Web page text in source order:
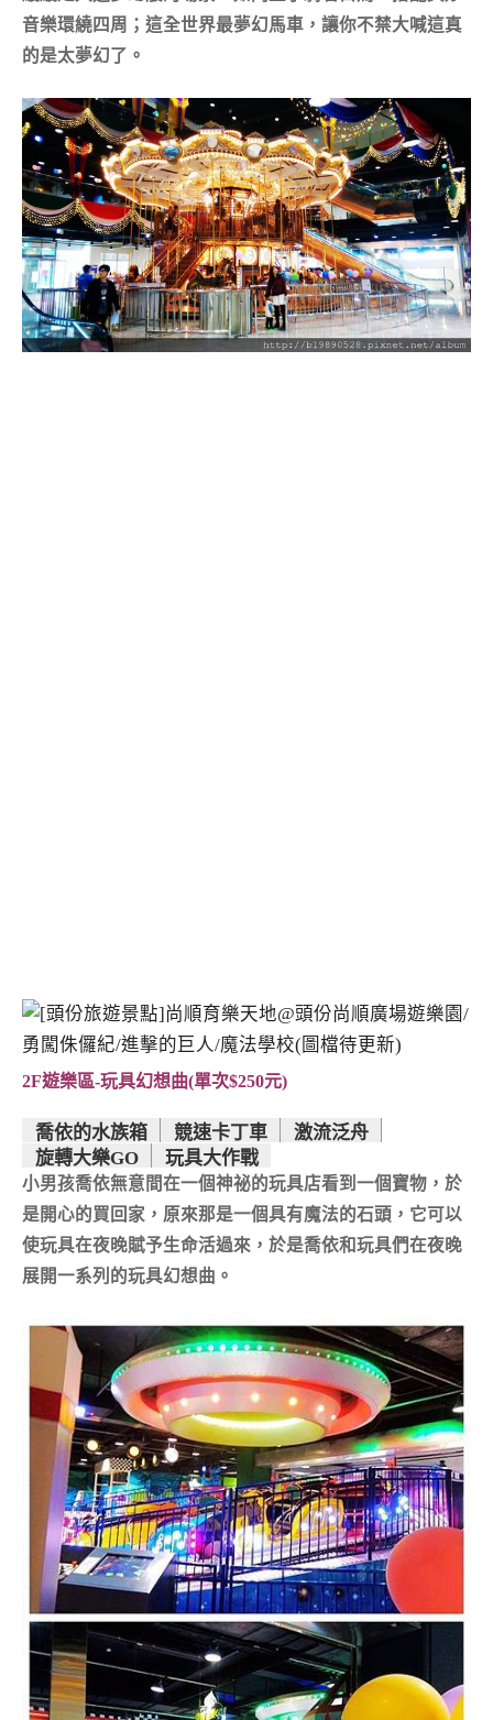
音樂環繞四周；這全世界最夢幻馬車，讓你不禁大喊這真
的是太夢幻了。
2F遊樂區-玩具幻想曲(單次$250元)
喬依的水族箱 競速卡丁車
激流泛舟
旋轉大樂GO
玩具大作戰
小男孩喬依無意間在一個神祕的玩具店看到一個寶物，於
是開心的買回家，原來那是一個具有魔法的石頭，它可以
使玩具在夜晚賦予生命活過來，於是喬依和玩具們在夜晚
展開一系列的玩具幻想曲。